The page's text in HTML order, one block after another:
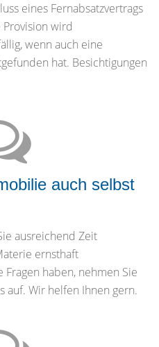
eines Fernabsatzvertrags
wird
wenn auch eine
hat. Besichtigungen
auch selbst
ausreichend Zeit
ernsthaft
Fragen haben, nehmen Sie
auf. Wir helfen Ihnen gern.